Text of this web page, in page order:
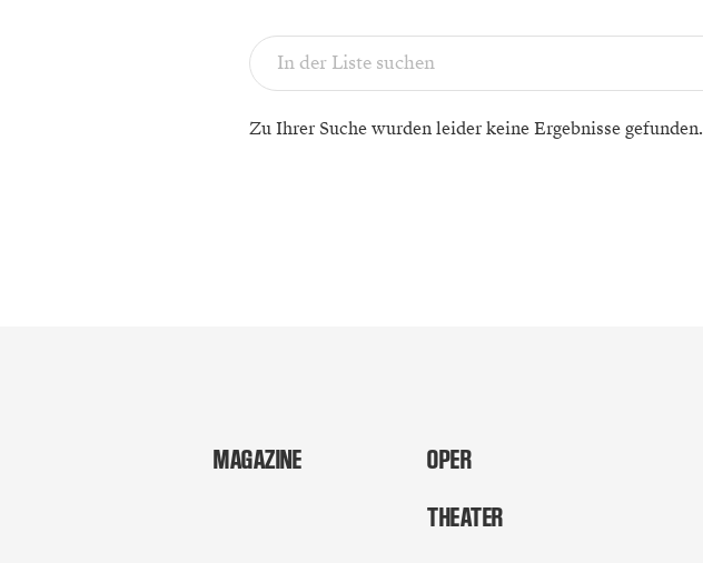
Zu Ihrer Suche wurden leider keine Ergebnisse gefunden.
MAGAZINE
OPER
THEATER